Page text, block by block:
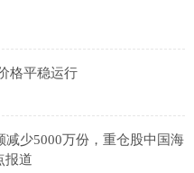
格平稳运行
减少5000万份，重仓股中国海
报道